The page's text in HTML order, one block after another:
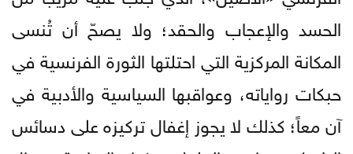
الحسد والإعجاب والحقد؛ ولا يصحّ أن تُنسى
المكانة المركزية التي احتلتها الثورة الفرنسية في
حبكات رواياته، وعواقبها السياسية والأدبية في
آن معاً؛ كذلك لا يجوز إغفال تركيزه على دسائس